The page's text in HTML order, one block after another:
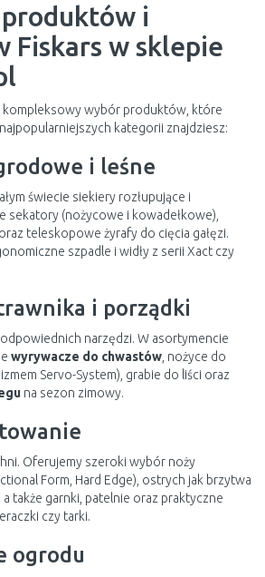
i
Fiskars w sklepie
kompleksowy wybór produktów, które
kategorii znajdziesz:
i leśne
świecie siekiery rozłupujące i
sekatory (nożycowe i kowadełkowe),
teleskopowe żyrafy do cięcia gałęzi.
szpadle i widły z serii Xact czy
i porządki
narzędzi. W asortymencie
wyrywacze do chwastów , nożyce do
Servo-System), grabie do liści oraz
na sezon zimowy.
Oferujemy szeroki wybór noży
Form, Hard Edge), ostrych jak brzytwa
także garnki, patelnie oraz praktyczne
czy tarki.
ogrodu